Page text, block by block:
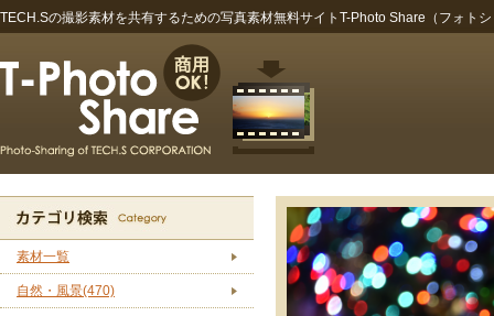
TECH.Sの撮影素材を共有するための写真素材無料サイトT-Photo Share（フォト
素材一覧
自然・風景(470)